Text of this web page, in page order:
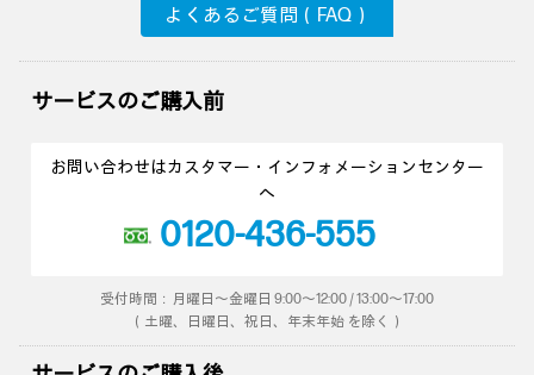
よくあるご質問（FAQ）
サービスのご購入前
お問い合わせはカスタマー・インフォメーションセンター
へ
0120-436-555
受付時間：月曜日～金曜日 9:00～12:00 / 13:00～17:00
（土曜、日曜日、祝日、年末年始 を除く）